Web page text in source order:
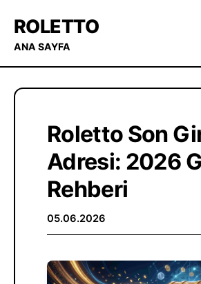
ROLETTO
ANA SAYFA
Roletto Son
Adresi: 2026
Rehberi
05.06.2026